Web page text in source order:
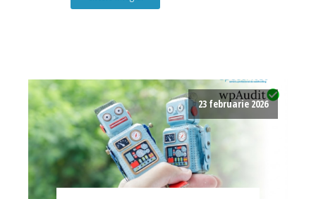
23 februarie 2026